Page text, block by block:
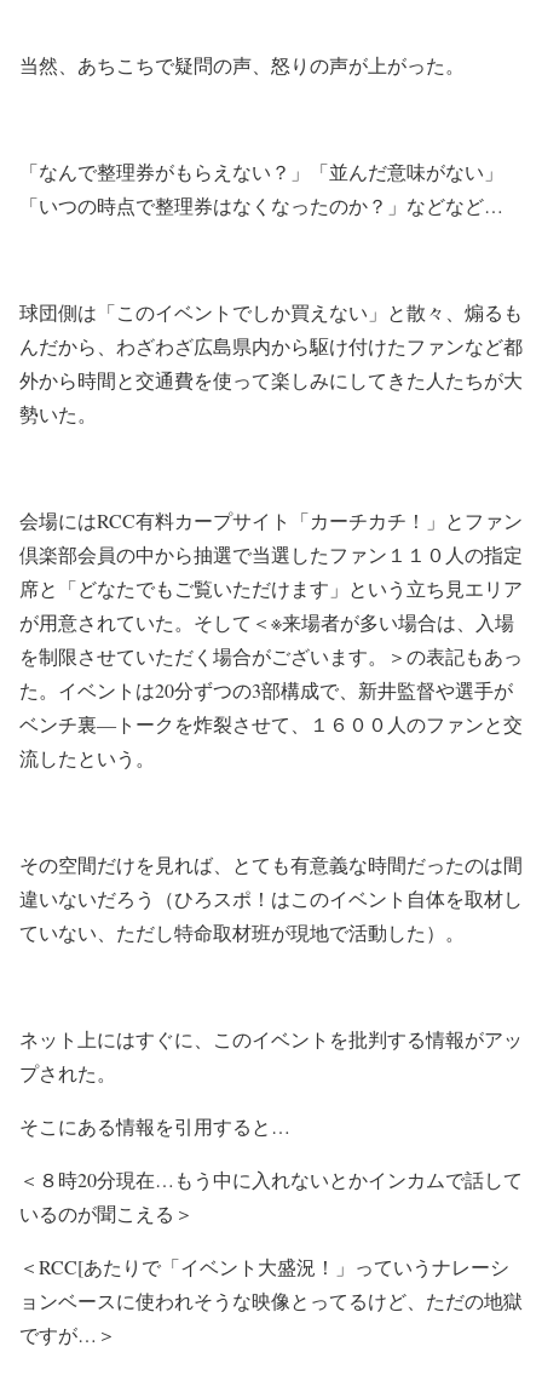
当然、あちこちで疑問の声、怒りの声が上がった。
「なんで整理券がもらえない？」「並んだ意味がない」
「いつの時点で整理券はなくなったのか？」などなど…
球団側は「このイベントでしか買えない」と散々、煽るも
んだから、わざわざ広島県内から駆け付けたファンなど都
外から時間と交通費を使って楽しみにしてきた人たちが大
勢いた。
会場にはRCC有料カープサイト「カーチカチ！」とファン
倶楽部会員の中から抽選で当選したファン１１０人の指定
席と「どなたでもご覧いただけます」という立ち見エリア
が用意されていた。そして＜※来場者が多い場合は、入場
を制限させていただく場合がございます。＞の表記もあっ
た。イベントは20分ずつの3部構成で、新井監督や選手が
ベンチ裏―トークを炸裂させて、１６００人のファンと交
流したという。
その空間だけを見れば、とても有意義な時間だったのは間
違いないだろう（ひろスポ！はこのイベント自体を取材し
ていない、ただし特命取材班が現地で活動した）。
ネット上にはすぐに、このイベントを批判する情報がアッ
プされた。
そこにある情報を引用すると…
＜８時20分現在…もう中に入れないとかインカムで話して
いるのが聞こえる＞
＜RCC[あたりで「イベント大盛況！」っていうナレーシ
ョンベースに使われそうな映像とってるけど、ただの地獄
ですが…＞